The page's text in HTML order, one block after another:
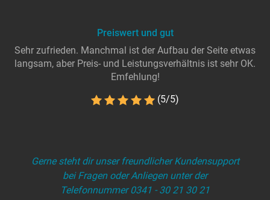
Preiswert und gut
Sehr zufrieden. Manchmal ist der Aufbau der Seite etwas
langsam, aber Preis- und Leistungsverhältnis ist sehr OK.
Emfehlung!
(5/5)
Gerne steht dir unser freundlicher Kundensupport
bei Fragen oder Anliegen unter der
Telefonnummer 0341 - 30 21 30 21